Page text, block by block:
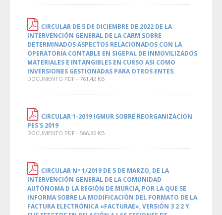
CIRCULAR DE 5 DE DICIEMBRE DE 2022 DE LA
INTERVENCIÓN GENERAL DE LA CARM SOBRE
DETERMINADOS ASPECTOS RELACIONADOS CON LA
OPERATORIA CONTABLE EN SIGEPAL DE INMOVILIZADOS
MATERIALES E INTANGIBLES EN CURSO ASI COMO
INVERSIONES GESTIONADAS PARA OTROS ENTES.
DOCUMENTO PDF - 761,42 KB
CIRCULAR 1-2019 IGMUR SOBRE REORGANIZACION
PES'S 2019
DOCUMENTO PDF - 566,96 KB
CIRCULAR Nº 1/2019 DE 5 DE MARZO, DE LA
INTERVENCIÓN GENERAL DE LA COMUNIDAD
AUTÓNOMA D LA REGIÓN DE MURCIA, POR LA QUE SE
INFORMA SOBRE LA MODIFICACIÓN DEL FORMATO DE LA
FACTURA ELECTRÓNICA «FACTURAE», VERSIÓN 3 2 2 Y